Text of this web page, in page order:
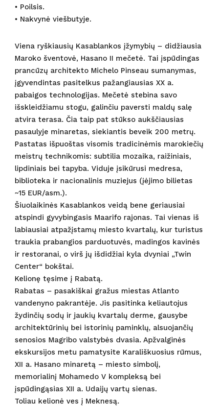
• Poilsis.
• Nakvynė viešbutyje.
Viena ryškiausių Kasablankos įžymybių – didžiausia
Maroko šventovė, Hasano II mečetė. Tai įspūdingas
prancūzų architekto Michelo Pinseau sumanymas,
įgyvendintas pasitelkus pažangiausias XX a.
pabaigos technologijas. Mečetė stebina savo
išskleidžiamu stogu, galinčiu paversti maldų salę
atvira terasa. Čia taip pat stūkso aukščiausias
pasaulyje minaretas, siekiantis beveik 200 metrų.
Pastatas išpuoštas visomis tradicinėmis marokiečių
meistrų technikomis: subtilia mozaika, raižiniais,
lipdiniais bei tapyba. Viduje įsikūrusi medresa,
biblioteka ir nacionalinis muziejus (įėjimo bilietas
~15 EUR/asm.).
Šiuolaikinės Kasablankos veidą bene geriausiai
atspindi gyvybingasis Maarifo rajonas. Tai vienas iš
labiausiai atpažįstamų miesto kvartalų, kur turistus
traukia prabangios parduotuvės, madingos kavinės
ir restoranai, o virš jų išdidžiai kyla dvyniai „Twin
Center“ bokštai.
Kelionę tęsime į Rabatą.
Rabatas – pasakiškai gražus miestas Atlanto
vandenyno pakrantėje. Jis pasitinka keliautojus
žydinčių sodų ir jaukių kvartalų derme, gausybe
architektūrinių bei istorinių paminklų, alsuojančių
senosios Magribo valstybės dvasia. Apžvalginės
ekskursijos metu pamatysite Karališkuosius rūmus,
XII a. Hasano minaretą – miesto simbolį,
memorialinį Mohamedo V kompleksą bei
įspūdingąsias XII a. Udaijų vartų sienas.
Toliau kelionė ves į Meknesą.